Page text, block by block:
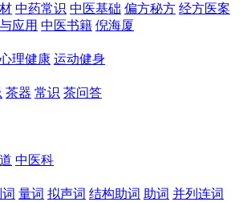
中药常识 中医基础 偏方秘方 经方医案
应用 中医书籍 倪海厦
心理健康 运动健身
茶器 常识 茶问答
中医科
量词 拟声词 结构助词 助词 并列连词